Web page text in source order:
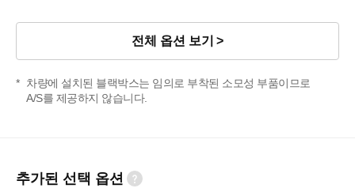
전체 옵션 보기
차량에 설치된 블랙박스는 임의로 부착된 소모성 부품이므로
A/S를 제공하지 않습니다.
추가된 선택 옵션